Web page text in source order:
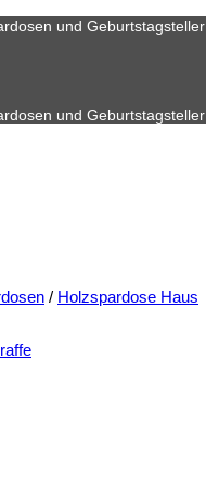
und Geburtstagsteller
und Geburtstagsteller
/ Holzspardose Haus